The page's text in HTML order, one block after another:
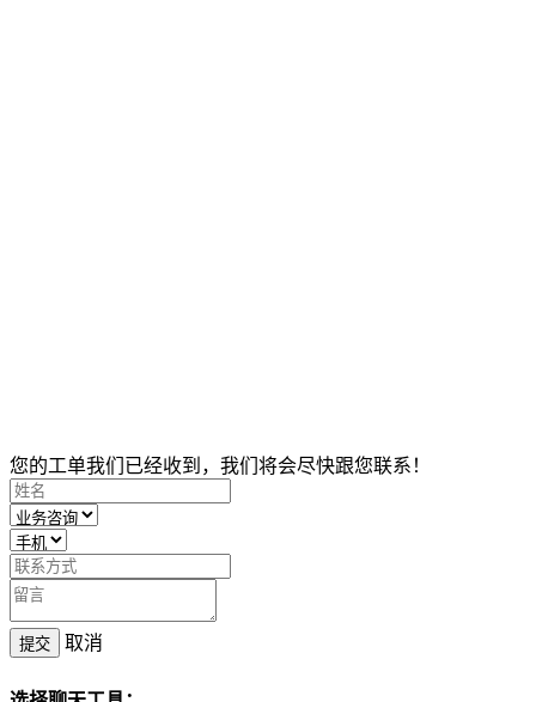
您的工单我们已经收到，我们将会尽快跟您联系！
提交 取消